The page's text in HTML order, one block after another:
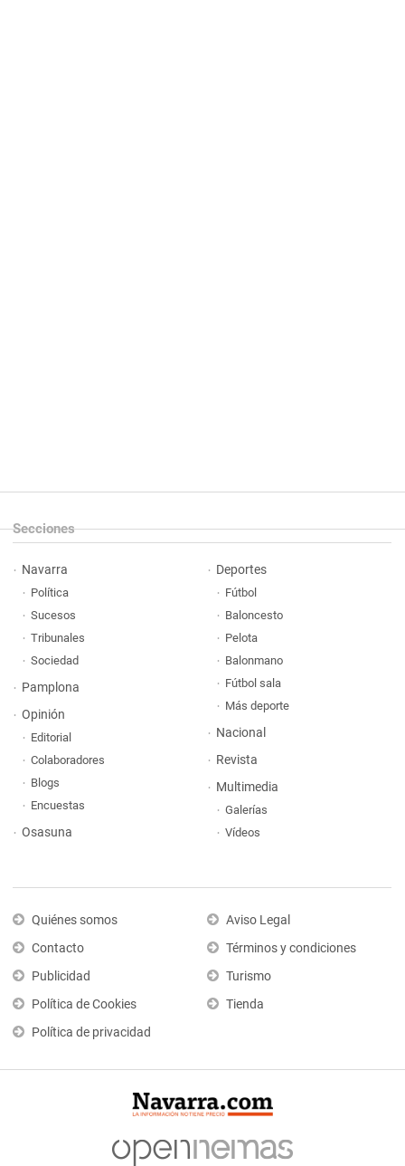
Secciones
Navarra
Política
Sucesos
Tribunales
Sociedad
Pamplona
Opinión
Editorial
Colaboradores
Blogs
Encuestas
Osasuna
Deportes
Fútbol
Baloncesto
Pelota
Balonmano
Fútbol sala
Más deporte
Nacional
Revista
Multimedia
Galerías
Vídeos
Quiénes somos
Contacto
Publicidad
Política de Cookies
Política de privacidad
Aviso Legal
Términos y condiciones
Turismo
Tienda